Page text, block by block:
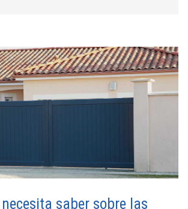
necesita saber sobre las